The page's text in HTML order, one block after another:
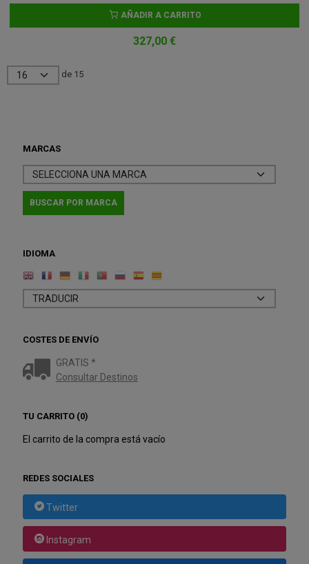
MARCAS
IDIOMA
COSTES DE ENVÍO
GRATIS *
Consultar Destinos
TU CARRITO (0)
El carrito de la compra está vacío
REDES SOCIALES
Twitter
Instagram
AÑADIR A CARRITO
327,00 €
de 15